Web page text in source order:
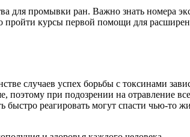
для промывки ран. Важно знать номера
пройти курсы первой помощи для
случаев успех борьбы с токсинами
поэтому при подозрении на отравление
реагировать могут спасти чью-то